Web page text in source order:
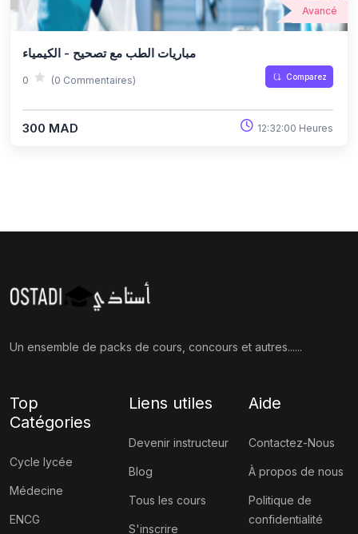
Avancé
مباريات الطب مع تصحيح - الكيمياء
0 (0 Commentaires) Comparez
300 MAD 12:32:00 Heures
Un ensemble de packs de cours, concours et autres......
Top
Catégories
Cycle lycée
Médecine
ENCG
Liens utiles
Devenir instructeur
Blog
Tous les cours
S'inscrire
Aide
Contactez-Nous
À propos de nous
Politique de
confidentialité